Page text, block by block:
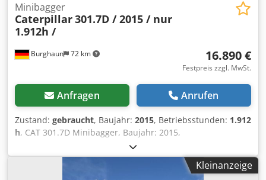
Burghaun 72 km
Minibagger
Caterpillar301.7D / 2015 / nur
1.912h /
16.890 €
Festpreis zzgl. MwSt.
Anfragen Anrufen
Zustand: gebraucht, Baujahr: 2015, Betriebsstunden: 1.912
h, CAT 301.7D Minibagger, Baujahr: 2015,
Betriebsstunden: nur 1.912h!, MS01 Schnellwechsler,
Motor: [13,4kW/18PS], 1x Tieflöffel 300mm, 1x
Grabenräumer starr 1.000mm, 2x Zusatzhydraulikkreis,
Kleinanzeige